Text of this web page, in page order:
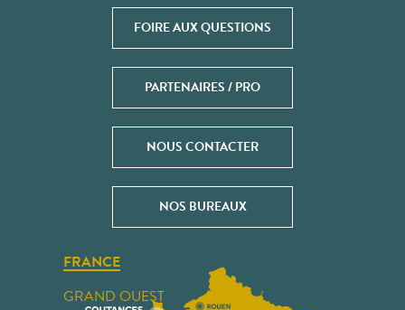
FOIRE AUX QUESTIONS
PARTENAIRES / PRO
NOUS CONTACTER
NOS BUREAUX
FRANCE
GRAND OUEST